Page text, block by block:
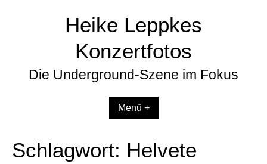
Heike Leppkes
Konzertfotos
Die Underground-Szene im Fokus
Menü +
Schlagwort: Helvete